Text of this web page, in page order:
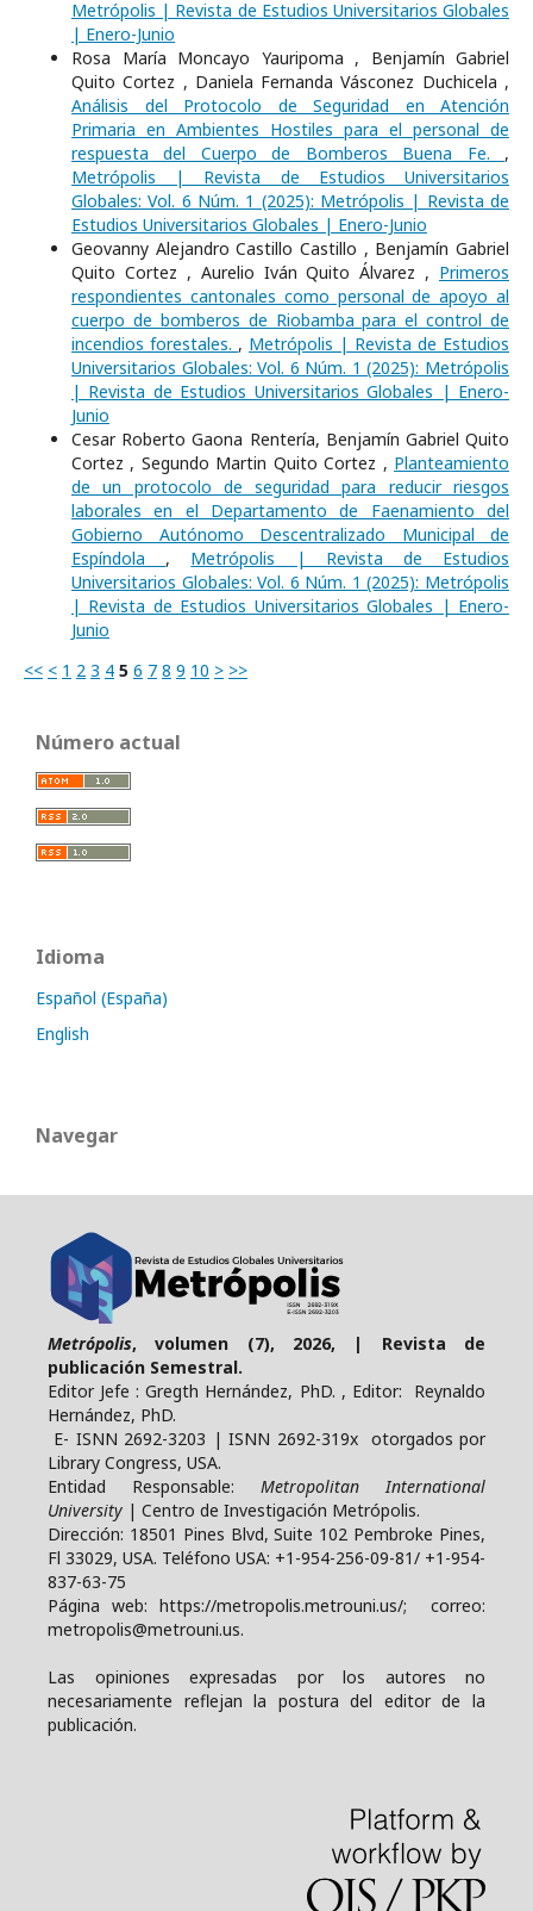
Metrópolis | Revista de Estudios Universitarios Globales
| Enero-Junio
Rosa María Moncayo Yauripoma , Benjamín Gabriel
Quito Cortez , Daniela Fernanda Vásconez Duchicela ,
Análisis del Protocolo de Seguridad en Atención
Primaria en Ambientes Hostiles para el personal de
respuesta del Cuerpo de Bomberos Buena Fe. ,
Metrópolis | Revista de Estudios Universitarios
Globales: Vol. 6 Núm. 1 (2025): Metrópolis | Revista de
Estudios Universitarios Globales | Enero-Junio
Geovanny Alejandro Castillo Castillo , Benjamín Gabriel
Quito Cortez , Aurelio Iván Quito Álvarez , Primeros
respondientes cantonales como personal de apoyo al
cuerpo de bomberos de Riobamba para el control de
incendios forestales. , Metrópolis | Revista de Estudios
Universitarios Globales: Vol. 6 Núm. 1 (2025): Metrópolis
| Revista de Estudios Universitarios Globales | Enero-
Junio
Cesar Roberto Gaona Rentería, Benjamín Gabriel Quito
Cortez , Segundo Martin Quito Cortez , Planteamiento
de un protocolo de seguridad para reducir riesgos
laborales en el Departamento de Faenamiento del
Gobierno Autónomo Descentralizado Municipal de
Espíndola , Metrópolis | Revista de Estudios
Universitarios Globales: Vol. 6 Núm. 1 (2025): Metrópolis
| Revista de Estudios Universitarios Globales | Enero-
Junio
<< < 1 2 3 4 5 6 7 8 9 10 > >>
Número actual
Idioma
Español (España)
English
Navegar
Metrópolis, volumen (7), 2026, | Revista de
publicación Semestral.
Editor Jefe : Gregth Hernández, PhD. , Editor: Reynaldo
Hernández, PhD.
E- ISNN 2692-3203 | ISNN 2692-319x otorgados por
Library Congress, USA.
Entidad Responsable: Metropolitan International
University | Centro de Investigación Metrópolis.
Dirección: 18501 Pines Blvd, Suite 102 Pembroke Pines,
Fl 33029, USA. Teléfono USA: +1-954-256-09-81/ +1-954-
837-63-75
Página web: https://metropolis.metrouni.us/; correo:
metropolis@metrouni.us.
Las opiniones expresadas por los autores no
necesariamente reflejan la postura del editor de la
publicación.